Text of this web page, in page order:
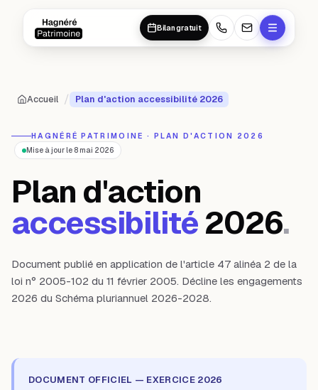
Bilan gratuit
Accueil / Plan d'action accessibilité 2026
HAGNÉRÉ PATRIMOINE · PLAN D'ACTION 2026
Mise à jour le 8 mai 2026
Plan d'action
accessibilité2026.
Document publié en application de l'article 47 alinéa 2 de la
loi n° 2005-102 du 11 février 2005. Décline les engagements
2026 du Schéma pluriannuel 2026-2028.
DOCUMENT OFFICIEL — EXERCICE 2026